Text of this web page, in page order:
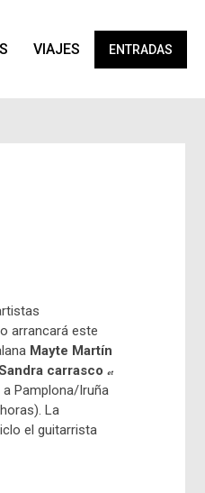
VIAJES ENTRADAS
arrancará este
Mayte Martín
carrasco et
Pamplona/Iruña
La
el guitarrista